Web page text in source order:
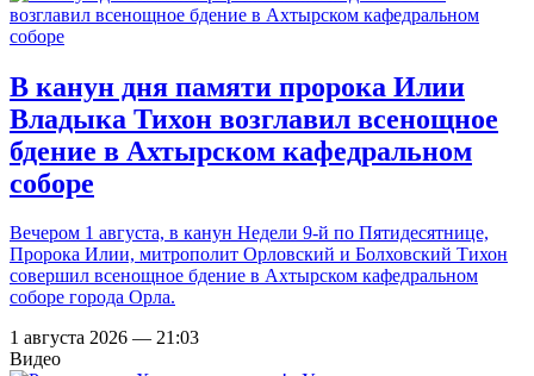
В канун дня памяти пророка Илии
Владыка Тихон возглавил всенощное
бдение в Ахтырском кафедральном
соборе
Вечером 1 августа, в канун Недели 9-й по Пятидесятнице,
Пророка Илии, митрополит Орловский и Болховский Тихон
совершил всенощное бдение в Ахтырском кафедральном
соборе города Орла.
1 августа 2026 — 21:03
Видео